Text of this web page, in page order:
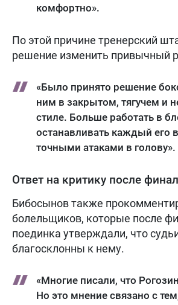
комфортно».
По этой причине тренерский
решение изменить привычный
«Было принято решение
ним в закрытом, тягучем и
стиле. Больше работать в
останавливать каждый его
точными атаками в голову».
Ответ на критику после
Бибосынов также
болельщиков, которые после
поединка утверждали, что
благосклонны к нему.
«Многие писали, что
Но это мнение связано с